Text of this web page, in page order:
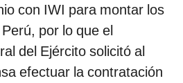
con IWI para montar los
por lo que el
del Ejército solicitó al
efectuar la contratación